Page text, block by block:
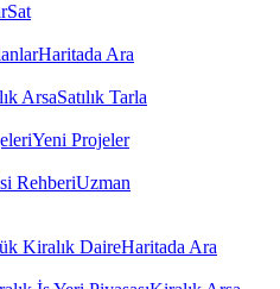
Sat
Haritada Ara
ArsaSatılık Tarla
Yeni Projeler
RehberiUzman
Kiralık DaireHaritada Ara